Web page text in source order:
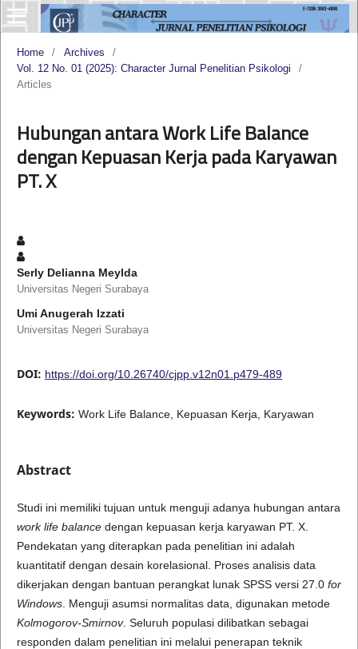
Home / Archives
/
Vol. 12 No. 01 (2025): Character Jurnal Penelitian Psikologi
/
Articles
Hubungan antara Work Life Balance
dengan Kepuasan Kerja pada Karyawan
PT. X
Serly Delianna Meylda
Universitas Negeri Surabaya
Umi Anugerah Izzati
Universitas Negeri Surabaya
DOI: https://doi.org/10.26740/cjpp.v12n01.p479-489
Keywords: Work Life Balance, Kepuasan Kerja, Karyawan
Abstract
Studi ini memiliki tujuan untuk menguji adanya hubungan antara
work life balancedengan kepuasan kerja karyawan PT. X.
Pendekatan yang diterapkan pada penelitian ini adalah
kuantitatif dengan desain korelasional. Proses analisis data
dikerjakan dengan bantuan perangkat lunak SPSS versi 27.0 for
Windows. Menguji asumsi normalitas data, digunakan metode
Kolmogorov-Smirnov. Seluruh populasi dilibatkan sebagai
responden dalam penelitian ini melalui penerapan teknik